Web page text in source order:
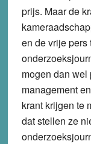
prijs. Maar de
en de vrije pers
mogen dan wel
management
krant krijgen te
dat stellen ze